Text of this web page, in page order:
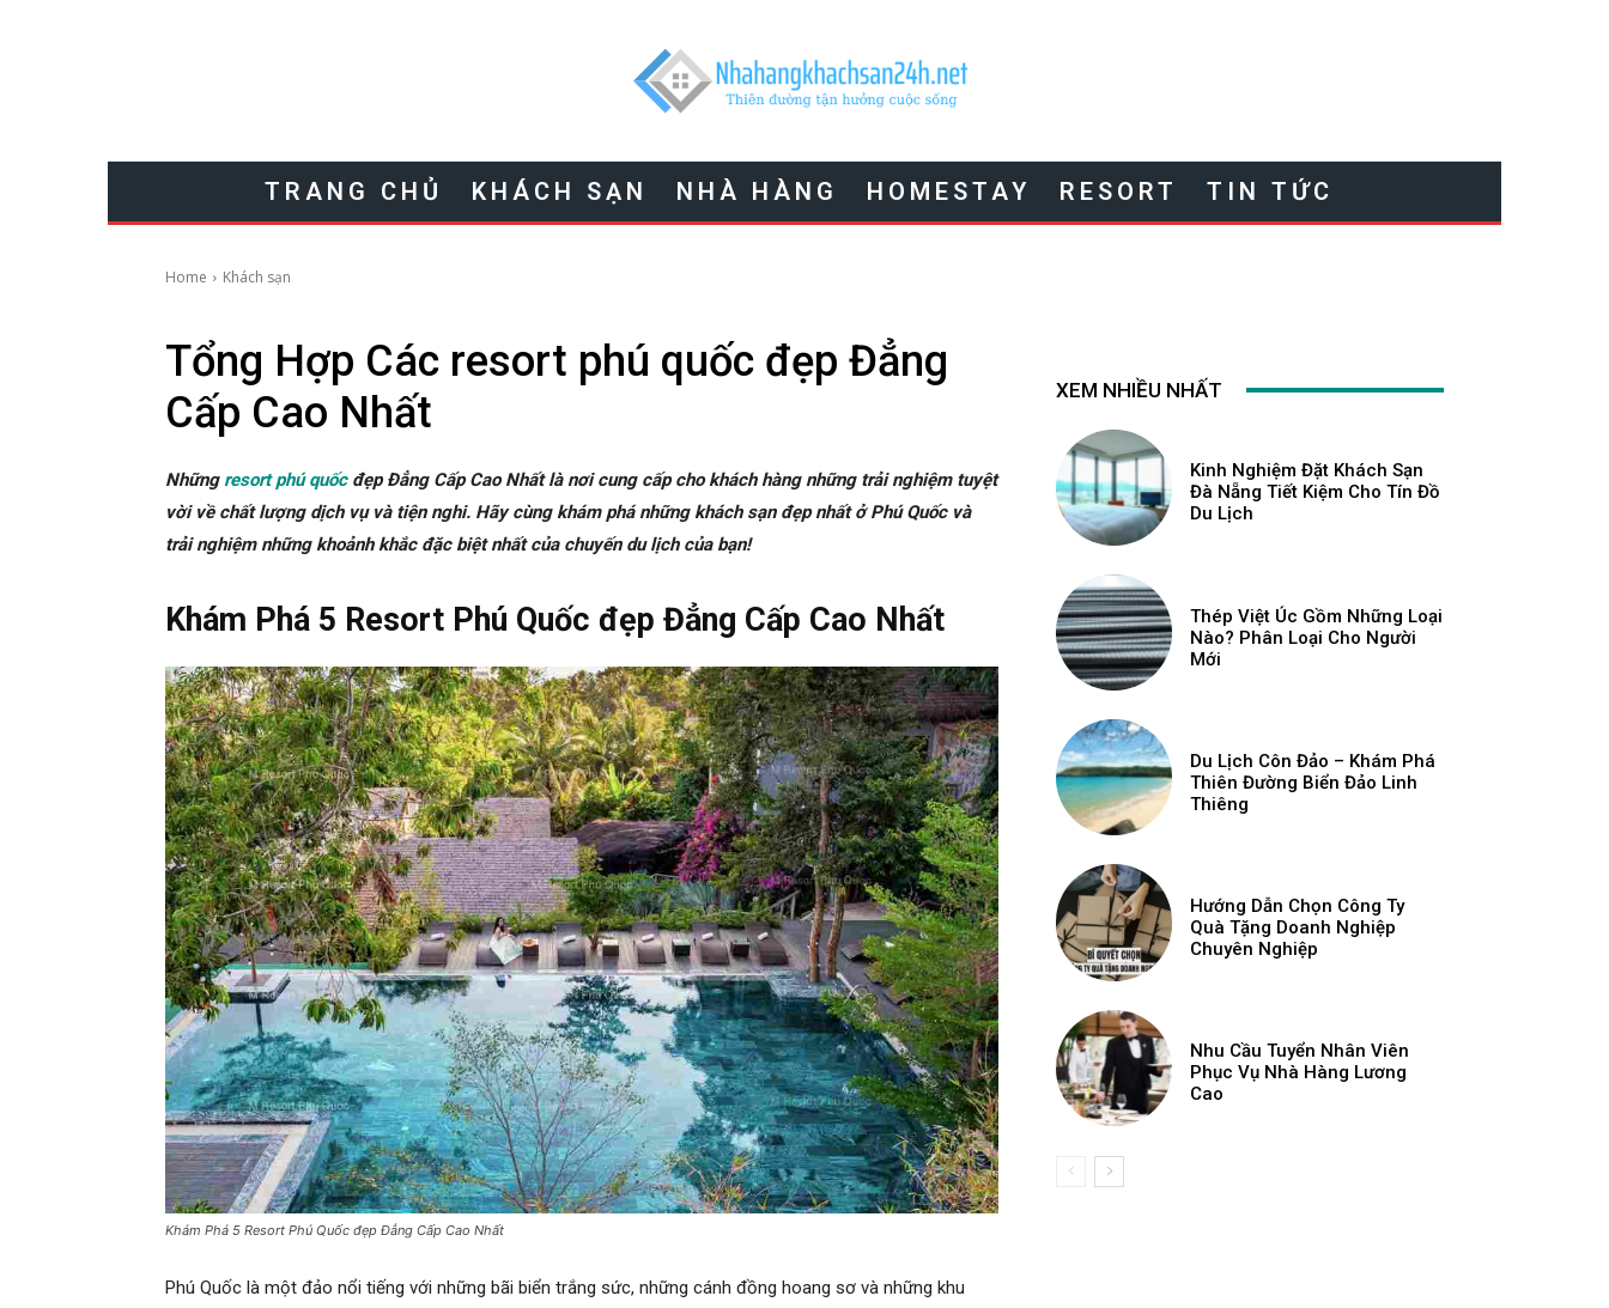
TRANG CHỦ KHÁCH SẠN NHÀ HÀNG HOMESTAY RESORT TIN TỨC
Home Khách sạn
Tổng Hợp Các resort phú quốc đẹp Đẳng
Cấp Cao Nhất
Những resort phú quốcđẹp Đẳng Cấp Cao Nhất là nơi cung cấp cho khách hàng những trải nghiệm tuyệt
vời về chất lượng dịch vụ và tiện nghi. Hãy cùng khám phá những khách sạn đẹp nhất ở Phú Quốc và
trải nghiệm những khoảnh khắc đặc biệt nhất của chuyến du lịch của bạn!
Khám Phá 5 Resort Phú Quốc đẹp Đẳng Cấp Cao Nhất
Khám Phá 5 Resort Phú Quốc đẹp Đẳng Cấp Cao Nhất
Phú Quốc là một đảo nổi tiếng với những bãi biển trắng sức, những cánh đồng hoang sơ và những khu
XEM NHIỀU NHẤT
Kinh Nghiệm Đặt Khách Sạn
Đà Nẵng Tiết Kiệm Cho Tín Đồ
Du Lịch
Thép Việt Úc Gồm Những Loại
Nào? Phân Loại Cho Người
Mới
Du Lịch Côn Đảo – Khám Phá
Thiên Đường Biển Đảo Linh
Thiêng
Hướng Dẫn Chọn Công Ty
Quà Tặng Doanh Nghiệp
Chuyên Nghiệp
Nhu Cầu Tuyển Nhân Viên
Phục Vụ Nhà Hàng Lương
Cao